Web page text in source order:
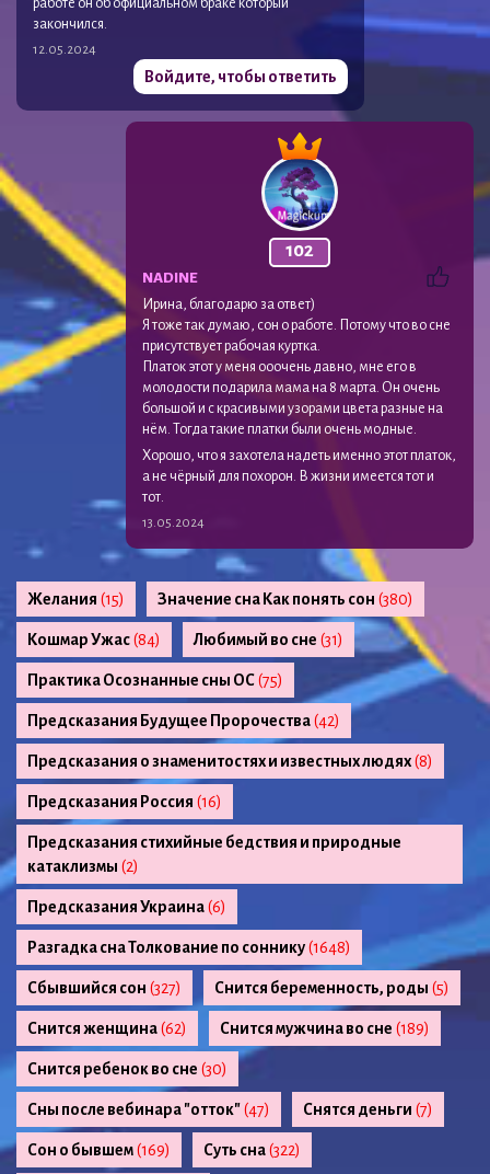
закончился.
12.05.2024
Войдите, чтобы ответить
102
NADINE
Ирина, благодарю за ответ)
Я тоже так думаю, сон о работе. Потому что во сне
присутствует рабочая куртка.
Платок этот у меня ооочень давно, мне его в
молодости подарила мама на 8 марта. Он очень
большой и с красивыми узорами цвета разные на
нём. Тогда такие платки были очень модные.
Хорошо, что я захотела надеть именно этот платок,
а не чёрный для похорон. В жизни имеется тот и
тот.
13.05.2024
Желания (15) Значение сна Как понять сон (380)
Кошмар Ужас(84) Любимый во сне (31)
Практика Осознанные сны ОС(75)
Предсказания Будущее Пророчества(42)
Предсказания о знаменитостях и известных людях(8)
Предсказания Россия (16)
Предсказания стихийные бедствия и природные
катаклизмы (2)
Предсказания Украина(6)
Разгадка сна Толкование по соннику(1648)
Сбывшийся сон (327) Снится беременность, роды (5)
Снится женщина(62) Снится мужчина во сне (189)
Снится ребенок во сне (30)
Сны после вебинара "отток"(47) Снятся деньги (7)
Сон о бывшем(169) Суть сна(322)